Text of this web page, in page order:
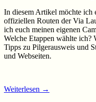
In diesem Artikel möchte ich
offiziellen Routen der Via
ich euch meinen eigenen
Welche Etappen wählte ich?
Tipps zu Pilgerausweis und
und Webseiten.
Weiterlesen →